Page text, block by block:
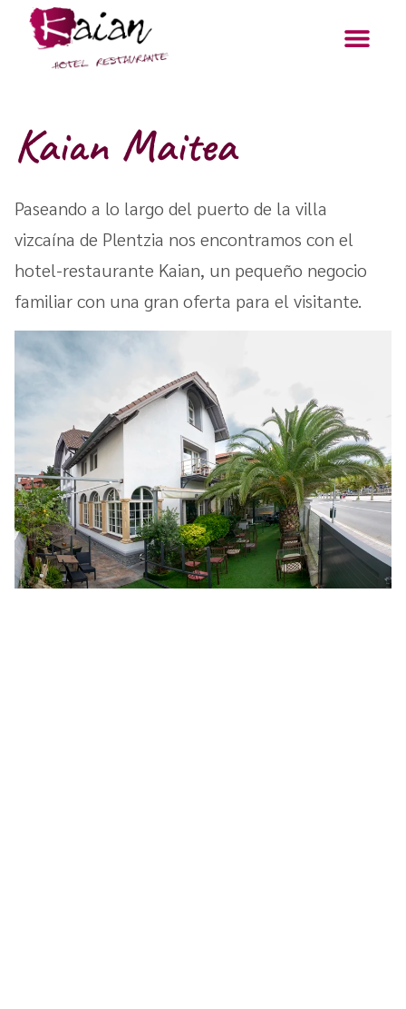
Kaian Maitea
Paseando a lo largo del puerto de la villa
vizcaína de Plentzia nos encontramos con el
hotel-restaurante Kaian, un pequeño negocio
familiar con una gran oferta para el visitante.